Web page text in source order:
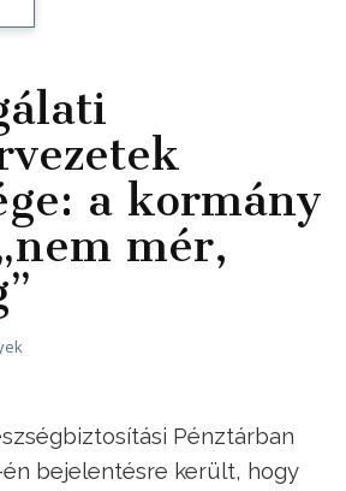
a kormány
mér,
Pénztárban
én bejelentésre került, hogy